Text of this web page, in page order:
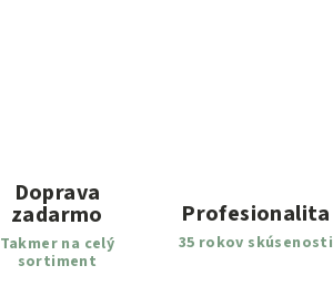
Doprava
zadarmo
Takmer na celý
sortiment
Profesionalita
35 rokov skúsenosti